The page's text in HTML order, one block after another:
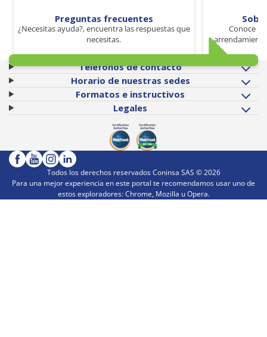
Preguntas frecuentes
¿Necesitas ayuda?, encuentra las respuestas que
necesitas.
Conoce
Teléfonos de contacto
Horario de nuestras sedes
Formatos e instructivos
Legales
Todos los derechos reservados Coninsa SAS ©2026
Para una mejor experiencia en este portal te recomendamos usar uno de
estos exploradores: Chrome, Mozilla u Opera.